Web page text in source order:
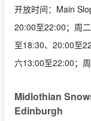
开放时间：Main
20:00至22:00；周
至18:30、20:00至
六13:00至22:00；
Midlothian
Edinburgh